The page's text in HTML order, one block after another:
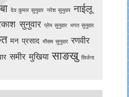
देव कुमार सुनुवार नरेश सुनुवार नाईलू
सुनुवार प्रेम सुनुवार भगत सुनुवार
मन प्रसाद मौसम सुनुवार रणवीर
समीर मुखिया साङखु सिर्जना